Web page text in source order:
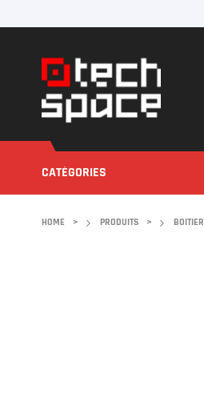
CATÉGORIES
HOME > PRODUITS > BOITIER